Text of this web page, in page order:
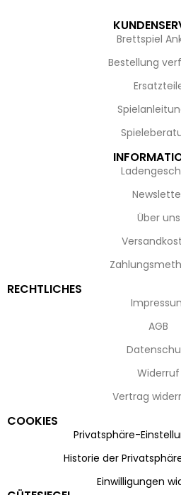
Brettspiel
Bestellung
Über uns
RECHTLICHES
AGB
Widerruf
Vertrag
COOKIES
Privatsphäre-
Historie der
Einwilligungen